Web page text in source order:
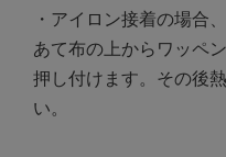
・アイロン接着の場合
あて布の上からワッペ
押し付けます。その後
い。